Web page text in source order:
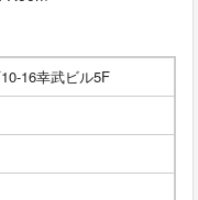
16幸武ビル5F